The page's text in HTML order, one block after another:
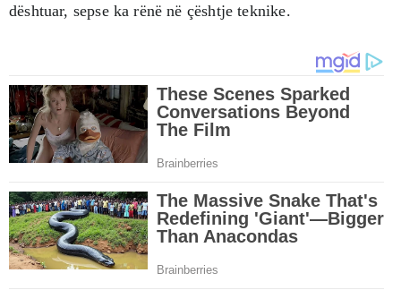
dështuar, sepse ka rënë në çështje teknike.